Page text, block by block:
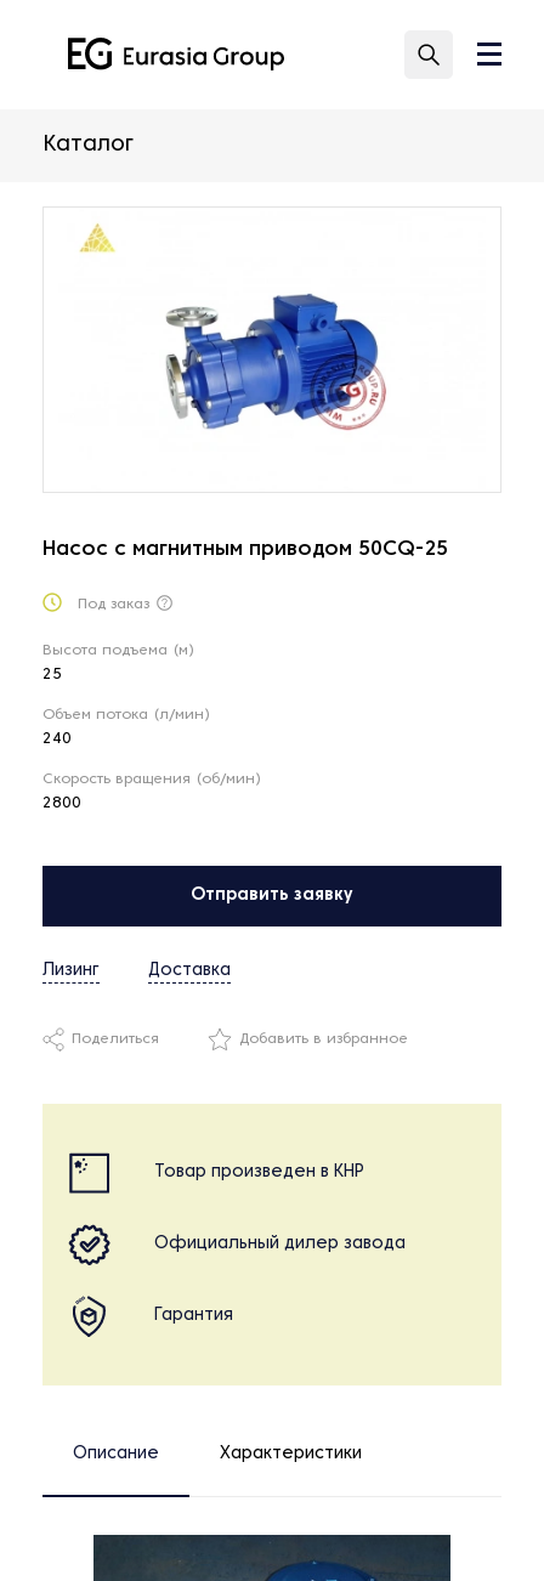
Каталог
Насос с магнитным приводом 50CQ-25
Под заказ
Высота подъема (м)
25
Объем потока (л/мин)
240
Скорость вращения (об/мин)
2800
Отправить заявку
Лизинг Доставка
Поделиться Добавить в избранное
Товар произведен в КНР
Официальный дилер завода
Гарантия
Описание Характеристики